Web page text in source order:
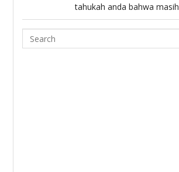
tahukah anda bahwa masih
Search